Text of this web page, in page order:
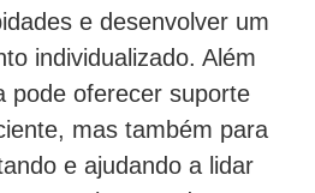
e desenvolver um
individualizado. Além
pode oferecer suporte
mas também para
e ajudando a lidar